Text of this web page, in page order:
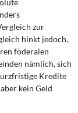
zur
hinkt jedoch,
föderalen
nämlich, sich
Kredite
kein Geld